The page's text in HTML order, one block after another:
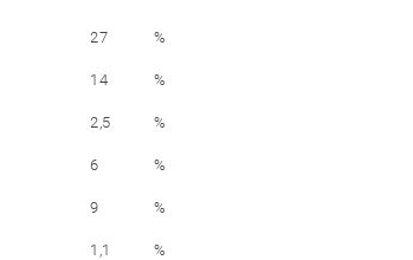
27 %
14 %
2,5 %
6 %
9 %
1,1 %